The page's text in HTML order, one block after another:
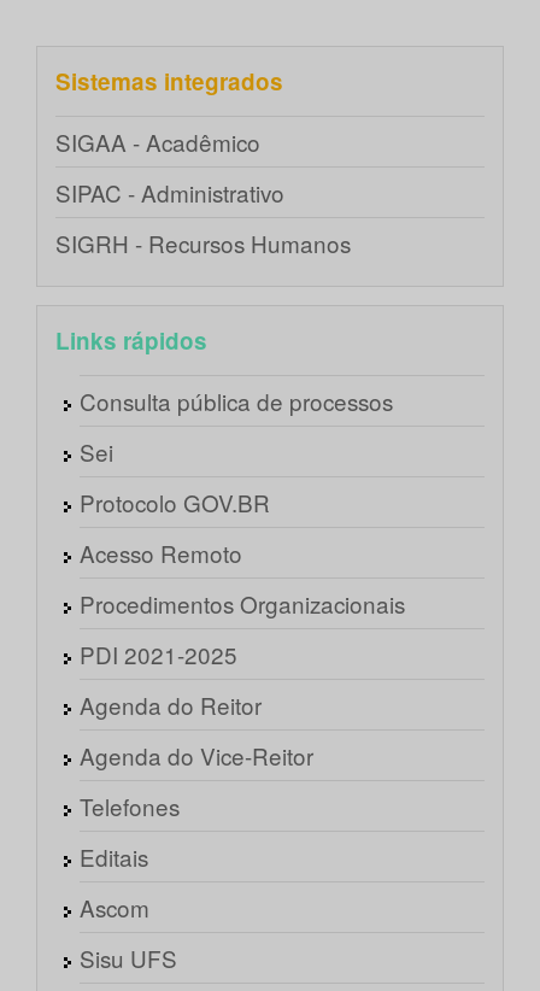
Sistemas integrados
SIGAA - Acadêmico
SIPAC - Administrativo
SIGRH - Recursos Humanos
Links rápidos
Consulta pública de processos
Sei
Protocolo GOV.BR
Acesso Remoto
Procedimentos Organizacionais
PDI 2021-2025
Agenda do Reitor
Agenda do Vice-Reitor
Telefones
Editais
Ascom
Sisu UFS